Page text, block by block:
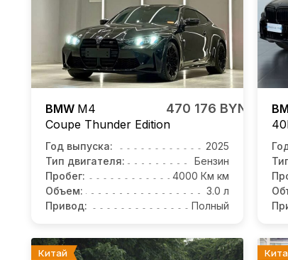
BMW M4
Coupe Thunder Edition
470 176 BYN
Год выпуска:
2025
Тип двигателя:
Бензин
Пробег:
4000 Км км
Объем:
3.0 л
Привод:
Полный
Китай